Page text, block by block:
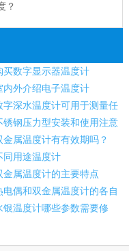
？
买数字显示器温度计
内外介绍电子温度计
字深水温度计可用于测量任
蚀性介质
锈钢压力型安装和使用注意
度计
金属温度计有有效期吗？
同用途温度计
金属温度计的主要特点
电偶和双金属温度计的各自
什么
银温度计哪些参数需要修